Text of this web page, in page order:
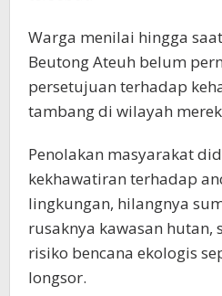
Warga menilai hingga
Beutong Ateuh belum
persetujuan terhadap
tambang di wilayah
Penolakan masyarakat
kekhawatiran terhadap
lingkungan, hilangnya
rusaknya kawasan hutan,
risiko bencana ekologis
longsor.